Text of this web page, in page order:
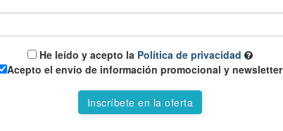
He leído y acepto la Política de privacidad
Acepto el envío de información promocional y newsletter
Inscríbete en la oferta